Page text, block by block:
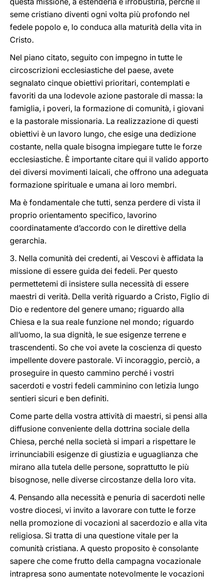
seme cristiano diventi ogni volta più profondo nel
fedele popolo e, lo conduca alla maturità della vita in
Cristo.
Nel piano citato, seguito con impegno in tutte le
circoscrizioni ecclesiastiche del paese, avete
segnalato cinque obiettivi prioritari, contemplati e
favoriti da una lodevole azione pastorale di massa: la
famiglia, i poveri, la formazione di comunità, i giovani
e la pastorale missionaria. La realizzazione di questi
obiettivi è un lavoro lungo, che esige una dedizione
costante, nella quale bisogna impiegare tutte le forze
ecclesiastiche. È importante citare qui il valido apporto
dei diversi movimenti laicali, che offrono una adeguata
formazione spirituale e umana ai loro membri.
Ma è fondamentale che tutti, senza perdere di vista il
proprio orientamento specifico, lavorino
coordinatamente d’accordo con le direttive della
gerarchia.
3. Nella comunità dei credenti, ai Vescovi è affidata la
missione di essere guida dei fedeli. Per questo
permettetemi di insistere sulla necessità di essere
maestri di verità. Della verità riguardo a Cristo, Figlio di
Dio e redentore del genere umano; riguardo alla
Chiesa e la sua reale funzione nel mondo; riguardo
all’uomo, la sua dignità, le sue esigenze terrene e
trascendenti. So che voi avete la coscienza di questo
impellente dovere pastorale. Vi incoraggio, perciò, a
proseguire in questo cammino perché i vostri
sacerdoti e vostri fedeli camminino con letizia lungo
sentieri sicuri e ben definiti.
Come parte della vostra attività di maestri, si pensi alla
diffusione conveniente della dottrina sociale della
Chiesa, perché nella società si impari a rispettare le
irrinunciabili esigenze di giustizia e uguaglianza che
mirano alla tutela delle persone, soprattutto le più
bisognose, nelle diverse circostanze della loro vita.
4. Pensando alla necessità e penuria di sacerdoti nelle
vostre diocesi, vi invito a lavorare con tutte le forze
nella promozione di vocazioni al sacerdozio e alla vita
religiosa. Si tratta di una questione vitale per la
comunità cristiana. A questo proposito è consolante
sapere che come frutto della campagna vocazionale
intrapresa sono aumentate notevolmente le vocazioni